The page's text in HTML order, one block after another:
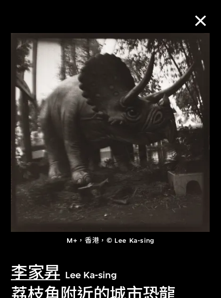
M+，香港，© Lee Ka-sing
李家昇 Lee Ka-sing
M+藏品
進一步篩選 搜索
關於M+藏品
探索世界頂級的二十及二十一世紀視覺
文化藏品。